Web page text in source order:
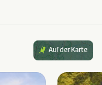
Auf der Karte